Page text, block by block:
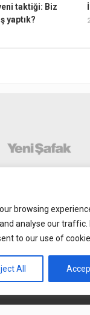
browsing
analyse our traffic.
to our use of
All
taktiği: Biz
yaptık?
Abonelik
© 2015. Her hakkı